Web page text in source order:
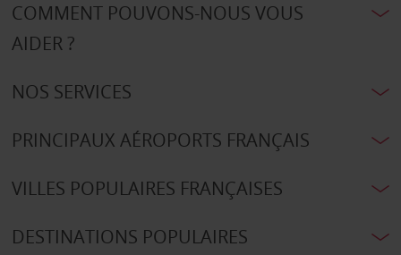
COMMENT POUVONS-NOUS VOUS
AIDER ?
NOS SERVICES
PRINCIPAUX AÉROPORTS FRANÇAIS
VILLES POPULAIRES FRANÇAISES
DESTINATIONS POPULAIRES